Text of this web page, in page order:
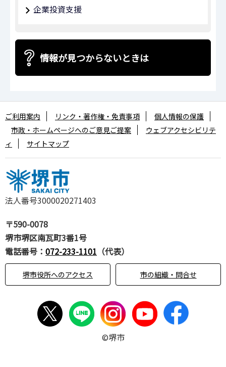
企業投資支援
情報が見つからないときは
法人番号3000020271403
〒590-0078
堺市堺区南瓦町3番1号
電話番号： 072-233-1101 （代表）
堺市役所へのアクセス 市の組織・問合せ
ご利用案内 リンク・著作権・免責事項
個人情報の保護
市政・ホームページへのご意見ご提案
ウェブアクセシビリテ
ィ
サイトマップ
©堺市